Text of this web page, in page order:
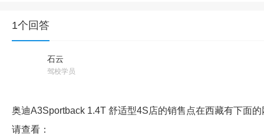
1个回答
石云
驾校学员
奥迪A3Sportback 1.4T 舒适型4S店的销售点在西藏有下面的
请查看：